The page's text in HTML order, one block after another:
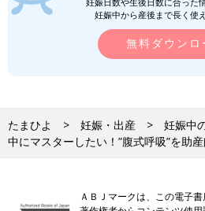
妊娠中から産後まで長く使
無料ダウンロ
たまひよ 妊娠・出産 妊娠中
中にマスターしたい！”腹式呼吸”を助
ＡＢＪマークは、この電子